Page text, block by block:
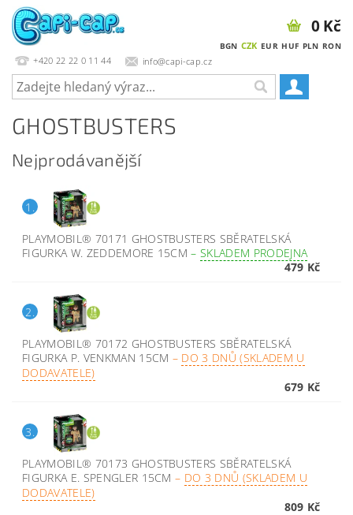
+420 22 22 0 11 44 info@capi-cap.cz
BGN CZK EUR HUF PLN RON
0 Kč
GHOSTBUSTERS
Nejprodávanější
1.
PLAYMOBIL® 70171 GHOSTBUSTERS SBĚRATELSKÁ
FIGURKA W. ZEDDEMORE 15CM–SKLADEM PRODEJNA
479 Kč
2.
PLAYMOBIL® 70172 GHOSTBUSTERS SBĚRATELSKÁ
FIGURKA P. VENKMAN 15CM – DO 3 DNŮ (SKLADEM U
DODAVATELE)
679 Kč
3.
PLAYMOBIL® 70173 GHOSTBUSTERS SBĚRATELSKÁ
FIGURKA E. SPENGLER 15CM– DO 3 DNŮ (SKLADEM U
DODAVATELE)
809 Kč